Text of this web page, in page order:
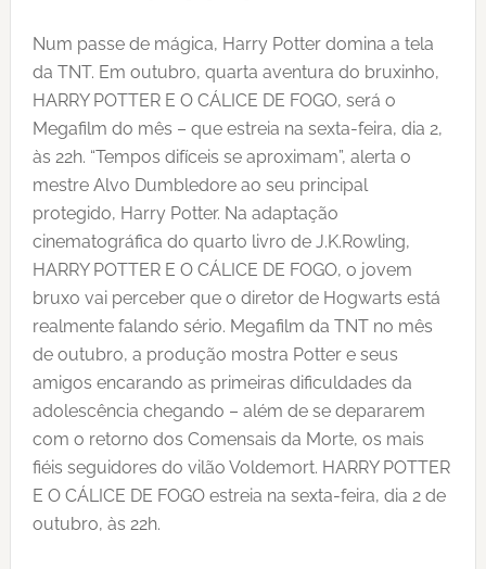
Num passe de mágica, Harry Potter domina a tela
da TNT. Em outubro, quarta aventura do bruxinho,
HARRY POTTER E O CÁLICE DE FOGO, será o
Megafilm do mês – que estreia na sexta-feira, dia 2,
às 22h. “Tempos difíceis se aproximam”, alerta o
mestre Alvo Dumbledore ao seu principal
protegido, Harry Potter. Na adaptação
cinematográfica do quarto livro de J.K.Rowling,
HARRY POTTER E O CÁLICE DE FOGO, o jovem
bruxo vai perceber que o diretor de Hogwarts está
realmente falando sério. Megafilm da TNT no mês
de outubro, a produção mostra Potter e seus
amigos encarando as primeiras dificuldades da
adolescência chegando – além de se depararem
com o retorno dos Comensais da Morte, os mais
fiéis seguidores do vilão Voldemort. HARRY POTTER
E O CÁLICE DE FOGO estreia na sexta-feira, dia 2 de
outubro, às 22h.